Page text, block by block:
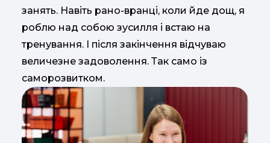
занять. Навіть рано-вранці, коли йде дощ, я
роблю над собою зусилля і встаю на
тренування. І після закінчення відчуваю
величезне задоволення. Так само із
саморозвитком.